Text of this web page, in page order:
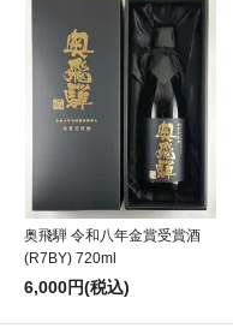
奥飛騨 令和八年金賞受賞酒
(R7BY) 720ml
6,000円(税込)